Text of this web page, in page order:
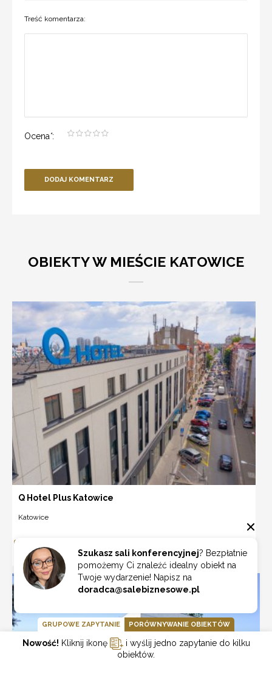
Treść komentarza:
Ocena*:
DODAJ KOMENTARZ
OBIEKTY W MIEŚCIE KATOWICE
Q Hotel Plus Katowice
Katowice
ZOBACZ
Szukasz sali konferencyjnej? Bezpłatnie
pomożemy Ci znaleźć idealny obiekt na
Twoje wydarzenie! Napisz na
doradca@salebiznesowe.pl
GRUPOWE ZAPYTANIE PORÓWNYWANIE OBIEKTÓW
Nowość! Kliknij ikonę
i wyślij jedno zapytanie do kilku
obiektów.